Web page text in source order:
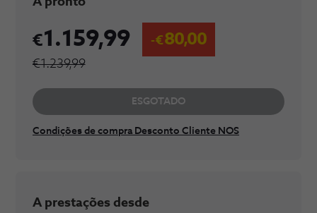
1.159,99
€1.239,99
80,00
ESGOTADO
Condições de compra Desconto Cliente NOS
​A prestaç​​​ões desde